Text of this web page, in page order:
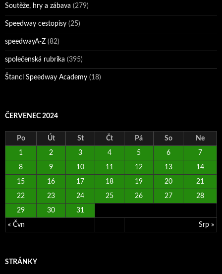
Soutěže, hry a zábava (279)
Speedway cestopisy (25)
speedwayA-Z (82)
společenská rubrika (395)
Štancl Speedway Academy (18)
ČERVENEC 2024
Po Út St Čt Pá So Ne
« Čvn Srp »
1 2 3 4 5 6 7
8 9 10 11 12 13 14
15 16 17 18 19 20 21
22 23 24 25 26 27 28
29 30 31
STRÁNKY